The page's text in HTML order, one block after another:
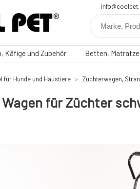
Käfige und Zubehör Betten,
für Hunde und Haustiere Züchterwagen,
Wagen für Züchter